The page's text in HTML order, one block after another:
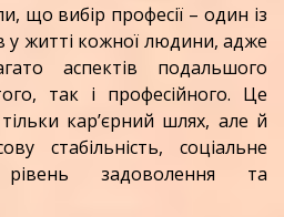
що вибір професії – один із
у житті кожної людини, адже
аспектів подальшого
так і професійного. Це
кар’єрний шлях, але й
стабільність, соціальне
задоволення та